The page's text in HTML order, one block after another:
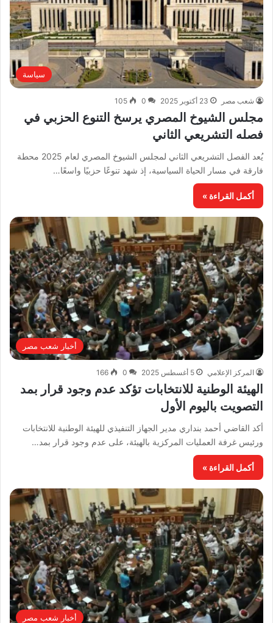
سياسة
شعب مصر 23 أكتوبر 2025 0
105
مجلس الشيوخ المصري يرسخ التنوع الحزبي في
فصله التشريعي الثاني
يُعد الفصل التشريعي الثاني لمجلس الشيوخ المصري لعام 2025 محطة
فارقة في مسار الحياة السياسية، إذ شهد تنوعًا حزبيًا واسعًا…
أكمل القراءة »
أخبار شعب مصر
المركز الإعلامي 5 أغسطس 2025 0
166
الهيئة الوطنية للانتخابات تؤكد عدم وجود قرار بمد
التصويت باليوم الأول
أكد القاضي أحمد بنداري مدير الجهاز التنفيذي للهيئة الوطنية للانتخابات
ورئيس غرفة العمليات المركزية بالهيئة، على عدم وجود قرار بمد…
أكمل القراءة »
أخبار شعب مصر